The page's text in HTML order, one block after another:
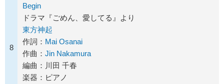
8
Begin
ドラマ『ごめん、愛してる』より
東方神起
作詞： Mai Osanai
作曲： Jin Nakamura
編曲：川田 千春
楽器：ピアノ